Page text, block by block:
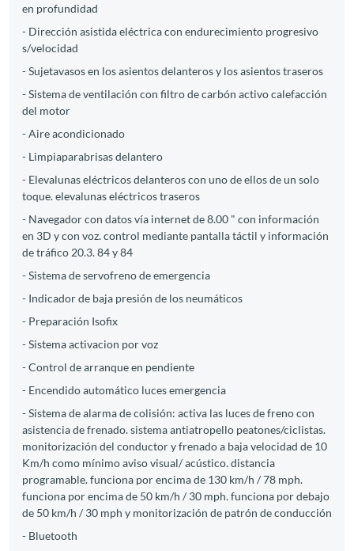
en profundidad
- Dirección asistida eléctrica con endurecimiento progresivo
s/velocidad
- Sujetavasos en los asientos delanteros y los asientos traseros
- Sistema de ventilación con filtro de carbón activo calefacción
del motor
- Aire acondicionado
- Limpiaparabrisas delantero
- Elevalunas eléctricos delanteros con uno de ellos de un solo
toque. elevalunas eléctricos traseros
- Navegador con datos vía internet de 8.00 " con información
en 3D y con voz. control mediante pantalla táctil y información
de tráfico 20.3. 84 y 84
- Sistema de servofreno de emergencia
- Indicador de baja presión de los neumáticos
- Preparación Isofix
- Sistema activacion por voz
- Control de arranque en pendiente
- Encendido automático luces emergencia
- Sistema de alarma de colisión: activa las luces de freno con
asistencia de frenado. sistema antiatropello peatones/ciclistas.
monitorización del conductor y frenado a baja velocidad de 10
Km/h como mínimo aviso visual/ acústico. distancia
programable. funciona por encima de 130 km/h / 78 mph.
funciona por encima de 50 km/h / 30 mph. funciona por debajo
de 50 km/h / 30 mph y monitorización de patrón de conducción
- Bluetooth